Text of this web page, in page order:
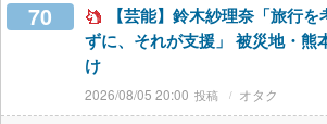
70
【芸能】鈴木紗理奈「旅行
ずに、それが支援」 被災地・熊
け
2026/08/05 20:00 オタク